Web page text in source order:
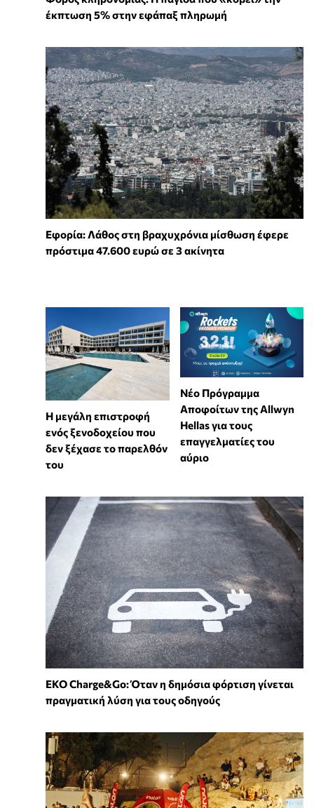
έκπτωση 5% στην εφάπαξ πληρωμή
Εφορία: Λάθος στη βραχυχρόνια μίσθωση έφερε
πρόστιμα 47.600 ευρώ σε 3 ακίνητα
Η μεγάλη επιστροφή
ενός ξενοδοχείου που
δεν ξέχασε το παρελθόν
του
Νέο Πρόγραμμα
Αποφοίτων της Allwyn
Hellas για τους
επαγγελματίες του
αύριο
EKO Charge&Go: Όταν η δημόσια φόρτιση γίνεται
πραγματική λύση για τους οδηγούς